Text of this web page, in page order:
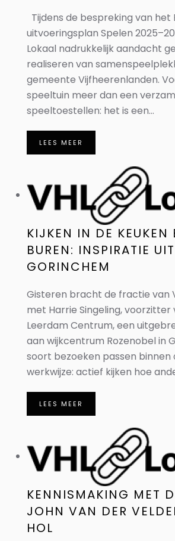
Tijdens de bespreking van het
uitvoeringsplan Spelen
Lokaal nadrukkelijk aandacht
realiseren van
gemeente Vijfheerenlanden.
speeltuin meer dan een
speeltoestellen: het is een...
LEES MEER
KIJKEN IN DE KEUKEN
BUREN: INSPIRATIE UIT
GORINCHEM
Gisteren bracht de fractie van
met Harrie Singeling, voorzitter
Leerdam Centrum, een
aan wijkcentrum Rozenobel in
soort bezoeken passen binnen
werkwijze: actief kijken hoe
LEES MEER
KENNISMAKING MET
JOHN VAN DER
HOL